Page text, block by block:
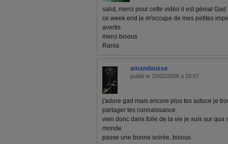
salut, merci pour cette vidéo il est génial Gad
ce week end je m'occupe de mes petites
avertis
merci bisous
Rania
amandousse
publié le 15/02/2008 à 20:57
j'adore gad mais encore plus tes astuce je
partager tes connaissance.
vien donc dans folle de la vie je suis sur qua
monde.
passe une bonne soirée. bisous